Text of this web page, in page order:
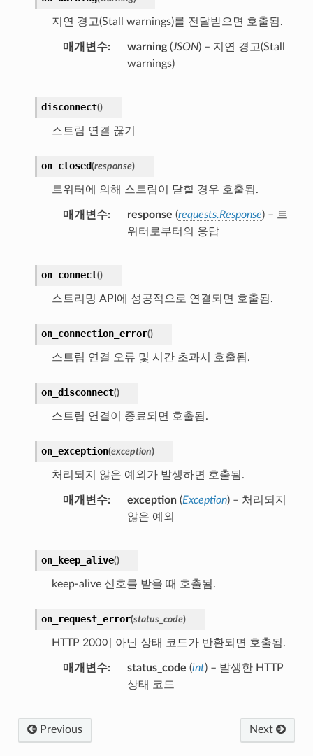
지연 경고(Stall warnings)를 전달받으면 호출됨.
매개변수 warning(JSON) – 지연 경고(Stall
warnings)
disconnect()
스트림 연결 끊기
on_closed(response)
트위터에 의해 스트림이 닫힐 경우 호출됨.
매개변수 response (requests.Response) – 트
위터로부터의 응답
on_connect()
스트리밍 API에 성공적으로 연결되면 호출됨.
on_connection_error()
스트림 연결 오류 및 시간 초과시 호출됨.
on_disconnect()
스트림 연결이 종료되면 호출됨.
on_exception(exception)
처리되지 않은 예외가 발생하면 호출됨.
매개변수 exception(Exception) – 처리되지
않은 예외
on_keep_alive()
keep-alive 신호를 받을 때 호출됨.
on_request_error(status_code)
HTTP 200이 아닌 상태 코드가 반환되면 호출됨.
매개변수 status_code (int) – 발생한 HTTP
상태 코드
Previous Next